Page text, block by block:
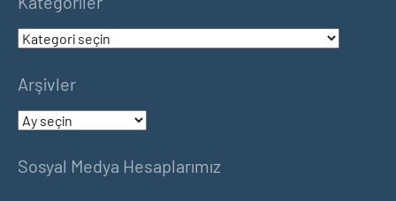
Kategoriler
Arşivler
Arşivler
Sosyal Medya Hesaplarımız